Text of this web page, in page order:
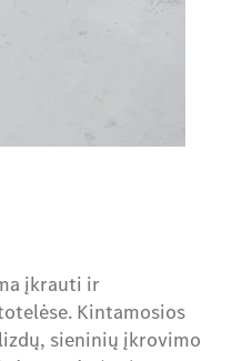
įkrauti ir
Kintamosios
sieninių įkrovimo